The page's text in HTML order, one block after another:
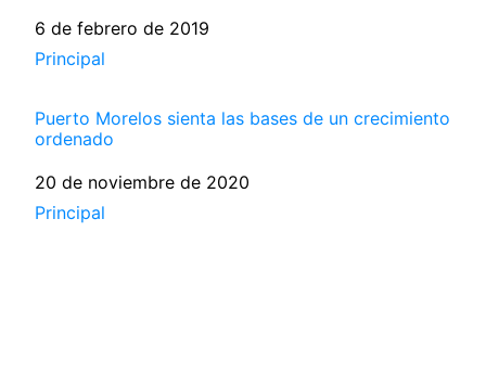
Fecha
6 de febrero de 2019
Respecto a
Principal
Puerto Morelos sienta las bases de un crecimiento
ordenado
Fecha
20 de noviembre de 2020
Respecto a
Principal